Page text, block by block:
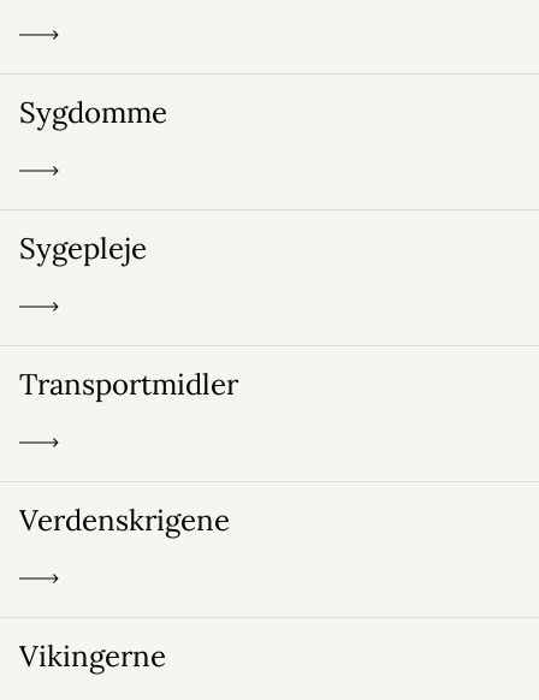
Sygdomme
Sygepleje
Transportmidler
Verdenskrigene
Vikingerne